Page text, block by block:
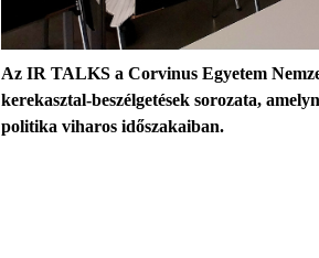
Az IR TALKS a Corvinus Egyetem
kerekasztal-beszélgetések sorozata,
politika viharos időszakaiban.